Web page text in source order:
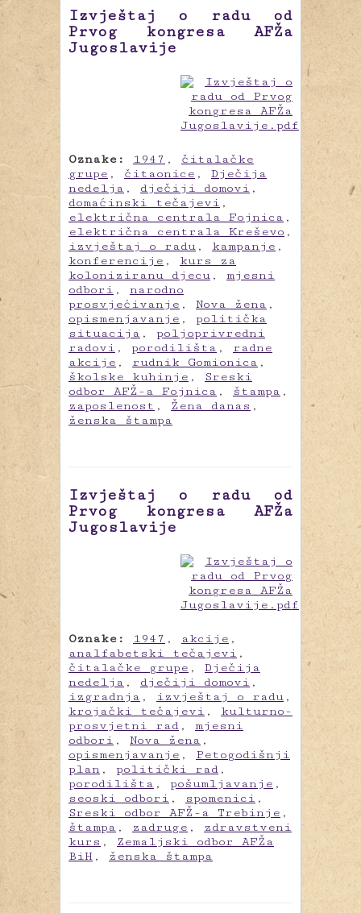
Izvještaj o radu od
Prvog kongresa AFŽa
Jugoslavije
Oznake: 1947 , čitalačke
grupe , čitaonice , Dječija
nedelja , dječiji domovi ,
domaćinski tečajevi ,
električna centrala Fojnica ,
električna centrala Kreševo ,
izvještaj o radu , kampanje ,
konferencije , kurs za
koloniziranu djecu , mjesni
odbori , narodno
prosvjećivanje , Nova žena ,
opismenjavanje , politička
situacija , poljoprivredni
radovi , porodilišta , radne
akcije , rudnik Gomionica ,
školske kuhinje ,
Sreski
odbor AFŽ-a Fojnica , štampa ,
zaposlenost , Žena danas ,
ženska štampa
Izvještaj o radu od
Prvog kongresa AFŽa
Jugoslavije
Oznake: 1947 , akcije ,
analfabetski tečajevi ,
čitalačke grupe , Dječija
nedelja , dječiji domovi ,
izgradnja , izvještaj o radu ,
krojački tečajevi , kulturno-
prosvjetni rad , mjesni
odbori , Nova žena ,
opismenjavanje , Petogodišnji
plan , politički rad ,
porodilišta , pošumljavanje ,
seoski odbori , spomenici ,
Sreski odbor AFŽ-a Trebinje ,
štampa , zadruge ,
zdravstveni
kurs , Zemaljski odbor AFŽa
BiH , ženska štampa